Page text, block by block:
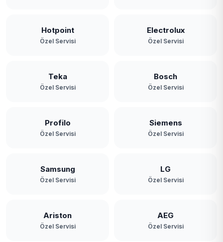
Hotpoint
Özel Servisi
Electrolux
Özel Servisi
Teka
Özel Servisi
Bosch
Özel Servisi
Profilo
Özel Servisi
Siemens
Özel Servisi
Samsung
Özel Servisi
LG
Özel Servisi
Ariston
Özel Servisi
AEG
Özel Servisi